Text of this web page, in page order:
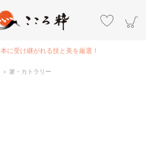
に受け継がれる技と美を厳選！
＞ 箸・カトラリー